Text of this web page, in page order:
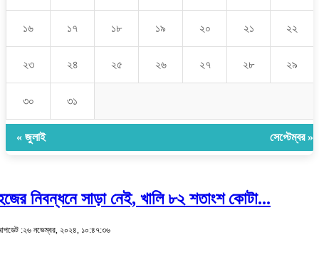
১৬ ১৭ ১৮ ১৯ ২০ ২১ ২২
২৩ ২৪ ২৫ ২৬ ২৭ ২৮ ২৯
৩০ ৩১
« জুলাই সেপ্টেম্বর »
নিবন্ধনে সাড়া নেই, খালি ৮২ শতাংশ কোটা...
:২৬ নভেম্বর, ২০২৪, ১০:৪৭:৩৬